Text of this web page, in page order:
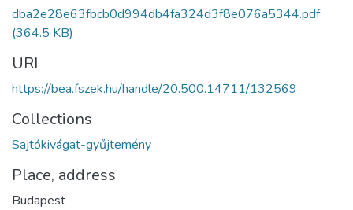
dba2e28e63fbcb0d994db4fa324d3f8e076a5344.pdf
(364.5 KB)
URI
https://bea.fszek.hu/handle/20.500.14711/132569
Collections
Sajtókivágat-gyűjtemény
Place, address
Budapest